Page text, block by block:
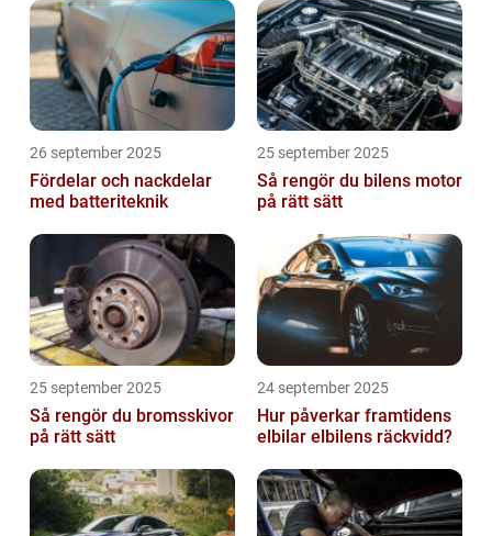
26 september 2025
Fördelar och nackdelar
med batteriteknik
25 september 2025
Så rengör du bilens motor
på rätt sätt
25 september 2025
Så rengör du bromsskivor
på rätt sätt
24 september 2025
Hur påverkar framtidens
elbilar elbilens räckvidd?